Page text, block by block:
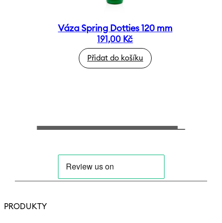
Váza Spring Dotties 120 mm
191,00 Kč
Přidat do košíku
PRODUKTY